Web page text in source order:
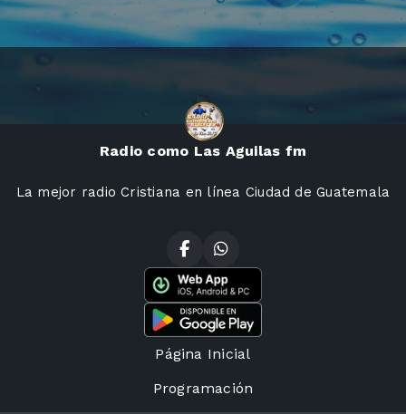
Radio como Las Aguilas fm
La mejor radio Cristiana en línea Ciudad de Guatemala
Página Inicial
Programación